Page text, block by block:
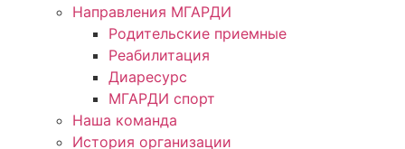
Направления МГАРДИ
Родительские приемные
Реабилитация
Диаресурс
МГАРДИ спорт
Наша команда
История организации